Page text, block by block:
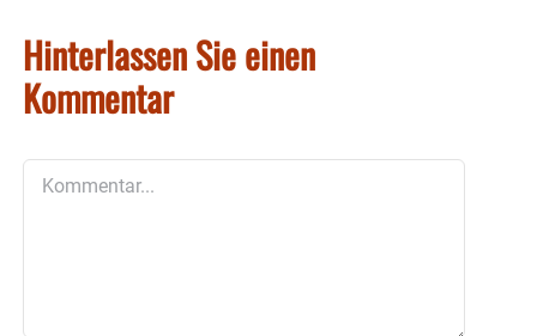
Hinterlassen Sie einen
Kommentar